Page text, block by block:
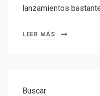
lanzamientos
LEER MÁS
Buscar